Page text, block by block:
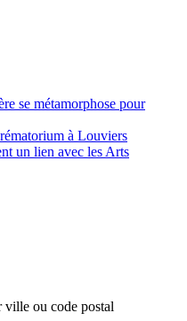
se métamorphose pour
à Louviers
un lien avec les Arts
ville ou code postal